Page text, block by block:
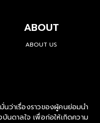
ABOUT
ABOUT US
นว่าเรื่องราวของผู้คนย่อมนำ
นดาลใจ เพื่อก่อให้เกิดความ